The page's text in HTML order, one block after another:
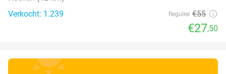
Verkocht: 1.239
Regulier €55
€27,50